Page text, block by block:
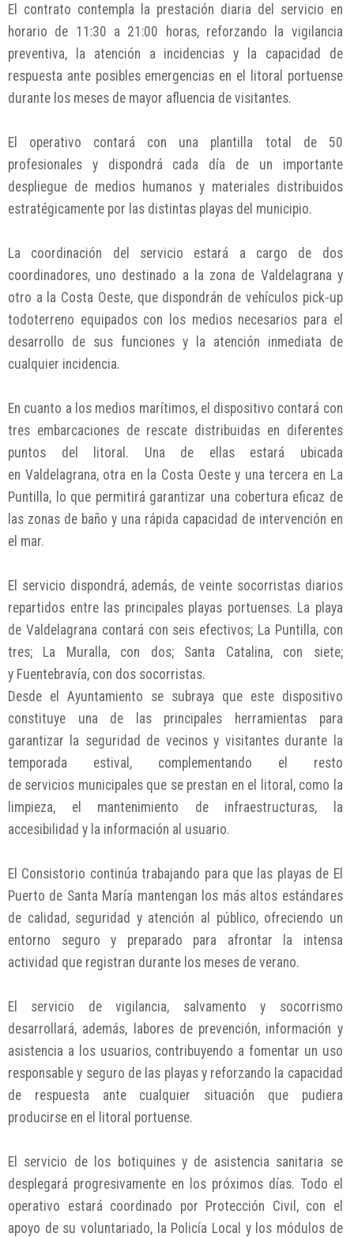
El contrato contempla la prestación diaria del servicio en
horario de 11:30 a 21:00 horas, reforzando la vigilancia
preventiva, la atención a incidencias y la capacidad de
respuesta ante posibles emergencias en el litoral portuense
durante los meses de mayor afluencia de visitantes.
El operativo contará con una plantilla total de 50
profesionales y dispondrá cada día de un importante
despliegue de medios humanos y materiales distribuidos
estratégicamente por las distintas playas del municipio.
La coordinación del servicio estará a cargo de dos
coordinadores, uno destinado a la zona de Valdelagrana y
otro a la Costa Oeste, que dispondrán de vehículos pick-up
todoterreno equipados con los medios necesarios para el
desarrollo de sus funciones y la atención inmediata de
cualquier incidencia.
En cuanto a los medios marítimos, el dispositivo contará con
tres embarcaciones de rescate distribuidas en diferentes
puntos del litoral. Una de ellas estará ubicada
en Valdelagrana, otra en la Costa Oeste y una tercera en La
Puntilla, lo que permitirá garantizar una cobertura eficaz de
las zonas de baño y una rápida capacidad de intervención en
el mar.
El servicio dispondrá, además, de veinte socorristas diarios
repartidos entre las principales playas portuenses. La playa
de Valdelagrana contará con seis efectivos; La Puntilla, con
tres; La Muralla, con dos; Santa Catalina, con siete;
y Fuentebravía, con dos socorristas.
Desde el Ayuntamiento se subraya que este dispositivo
constituye una de las principales herramientas para
garantizar la seguridad de vecinos y visitantes durante la
temporada estival, complementando el resto
de servicios municipales que se prestan en el litoral, como la
limpieza, el mantenimiento de infraestructuras, la
accesibilidad y la información al usuario.
El Consistorio continúa trabajando para que las playas de El
Puerto de Santa María mantengan los más altos estándares
de calidad, seguridad y atención al público, ofreciendo un
entorno seguro y preparado para afrontar la intensa
actividad que registran durante los meses de verano.
El servicio de vigilancia, salvamento y socorrismo
desarrollará, además, labores de prevención, información y
asistencia a los usuarios, contribuyendo a fomentar un uso
responsable y seguro de las playas y reforzando la capacidad
de respuesta ante cualquier situación que pudiera
producirse en el litoral portuense.
El servicio de los botiquines y de asistencia sanitaria se
desplegará progresivamente en los próximos días. Todo el
operativo estará coordinado por Protección Civil, con el
apoyo de su voluntariado, la Policía Local y los módulos de